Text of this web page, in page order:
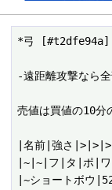
*弓 [#t2dfe94a]
-遠距離攻撃なら全
売値は買値の10分
|名前|強さ
|~|~|フ|タ|ポ|
|~ショートボウ